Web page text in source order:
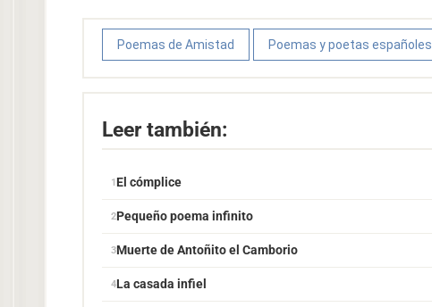
Poemas de Amistad Poemas y poetas españoles
Leer también:
El cómplice
Pequeño poema infinito
Muerte de Antoñito el Camborio
La casada infiel